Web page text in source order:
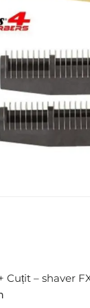
Cuțit – shaver